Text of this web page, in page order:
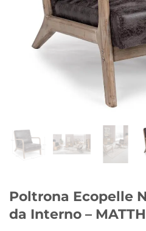
Poltrona Ecopelle
da Interno –